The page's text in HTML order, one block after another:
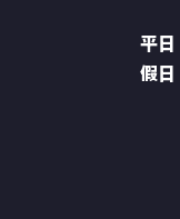
平日
假日